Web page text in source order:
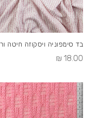
בד סימפוניה ויסקוזה חיטה
18.00 ₪